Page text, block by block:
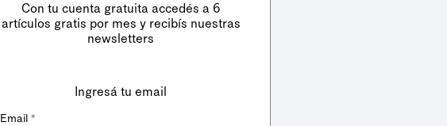
Con tu cuenta gratuita accedés a 6
artículos gratis por mes y recibís nuestras
newsletters
Ingresá tu email
Email *